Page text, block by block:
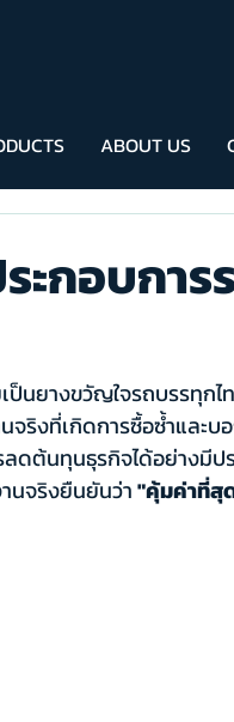
ABOUT US
ะกอบการ
ป็นยางขวัญใจรถบรรทุกไ
ริงที่เกิดการซื้อซ้ำและบ
ดต้นทุนธุรกิจได้อย่างมีป
นจริงยืนยันว่า "คุ้มค่าที่สุ